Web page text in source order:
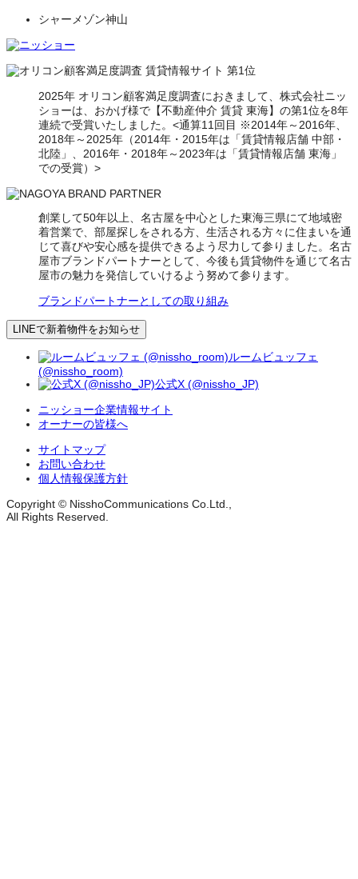
シャーメゾン神山
2025年 オリコン顧客満足度調査におきまして、株式会社ニッ
ショーは、おかげ様で【不動産仲介 賃貸 東海】の第1位を8年
連続で受賞いたしました。<通算11回目 ※2014年～2016年、
2018年～2025年（2014年・2015年は「賃貸情報店舗 中部・
北陸」、2016年・2018年～2023年は「賃貸情報店舗 東海」
での受賞）>
創業して50年以上、名古屋を中心とした東海三県にて地域密
着営業で、部屋探しをされる方、生活される方々に住まいを通
じて喜びや安心感を提供できるよう尽力して参りました。名古
屋市ブランドパートナーとして、今後も賃貸物件を通じて名古
屋市の魅力を発信していけるよう努めて参ります。
ブランドパートナーとしての取り組み
LINEで新着物件をお知らせ
ルームビュッフェ
(@nissho_room)
公式X (@nissho_JP)
ニッショー企業情報サイト
オーナーの皆様へ
サイトマップ
お問い合わせ
個人情報保護方針
Copyright © NisshoCommunications Co.Ltd.,
All Rights Reserved.